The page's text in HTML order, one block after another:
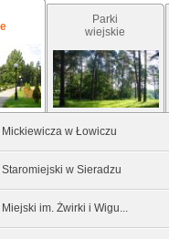
Parki
wiejskie
Mickiewicza w Łowiczu
Staromiejski w Sieradzu
Miejski im. Żwirki i Wigu...